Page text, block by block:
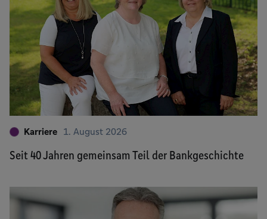
Karriere 1. August 2026
Seit 40 Jahren gemeinsam Teil der Bankgeschichte